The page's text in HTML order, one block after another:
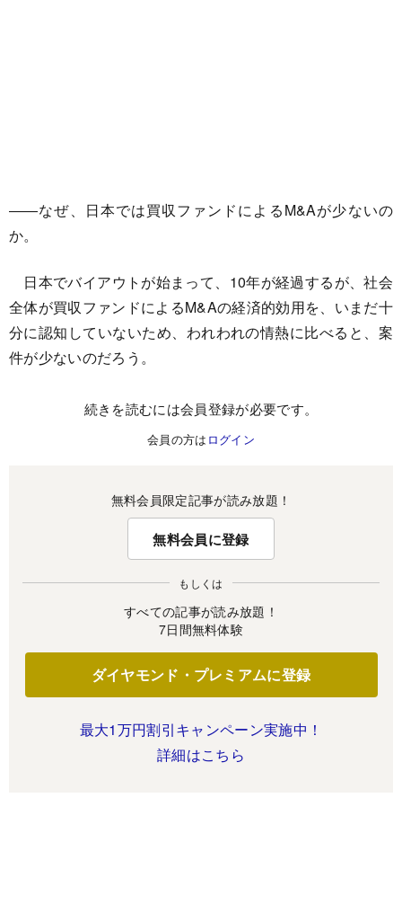
――なぜ、日本では買収ファンドによるM&Aが少ないの
か。
日本でバイアウトが始まって、10年が経過するが、社会
全体が買収ファンドによるM&Aの経済的効用を、いまだ十
分に認知していないため、われわれの情熱に比べると、案
件が少ないのだろう。
続きを読むには会員登録が必要です。
会員の方は ログイン
無料会員限定記事が読み放題！
無料会員に登録
もしくは
すべての記事が読み放題！
7日間無料体験
ダイヤモンド・プレミアムに登録
最大1万円割引キャンペーン実施中！
詳細はこちら